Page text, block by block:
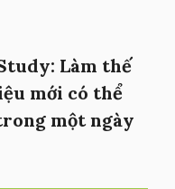
Làm thế
mới có thể
một ngày